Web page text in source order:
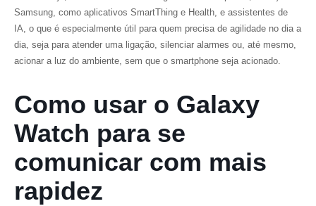
Samsung, como aplicativos SmartThing e Health, e assistentes de
IA, o que é especialmente útil para quem precisa de agilidade no dia a
dia, seja para atender uma ligação, silenciar alarmes ou, até mesmo,
acionar a luz do ambiente, sem que o smartphone seja acionado.
Como usar o Galaxy
Watch para se
comunicar com mais
rapidez